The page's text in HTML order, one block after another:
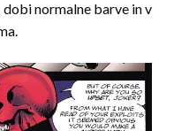
normalne barve in v